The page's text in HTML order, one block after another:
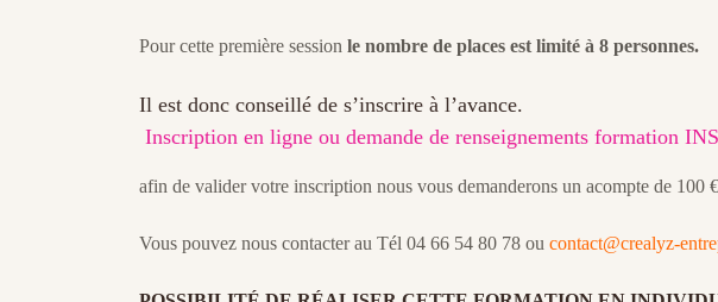
Pour cette première session le nombre de places est limité à 8 personnes.
Il est donc conseillé de s’inscrire à l’avance.
Inscription en ligne ou demande de renseignements formation
afin de valider votre inscription nous vous demanderons un acompte de 100 €
Vous pouvez nous contacter au Tél 04 66 54 80 78 ou contact@crealyz-